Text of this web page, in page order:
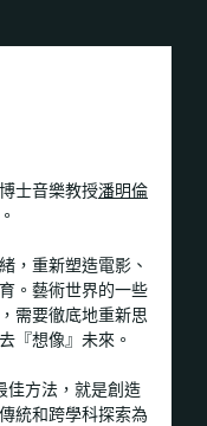
士音樂教授潘明倫
，重新塑造電影、
。藝術世界的一些
需要徹底地重新思
『想像』未來。
佳方法，就是創造
統和跨學科探索為